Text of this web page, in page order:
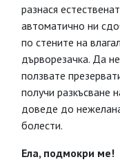
разнася
автоматично ни
по стените на
дърворезачка. Да
ползвате
получи разкъсване
доведе до
болести.
Ела, подмокри ме!